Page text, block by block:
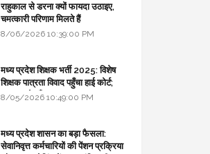
राहुकाल से डरना क्यों फायदा उठाइए,
चमत्कारी परिणाम मिलते हैं
8/06/2026 10:39:00 PM
मध्य प्रदेश शिक्षक भर्ती 2025: विशेष
शिक्षक पात्रता विवाद पहुँचा हाई कोर्ट;
सरकार से माँगा जवाब
8/05/2026 10:49:00 PM
मध्य प्रदेश शासन का बड़ा फैसला:
सेवानिवृत्त कर्मचारियों की पेंशन प्रक्रिया